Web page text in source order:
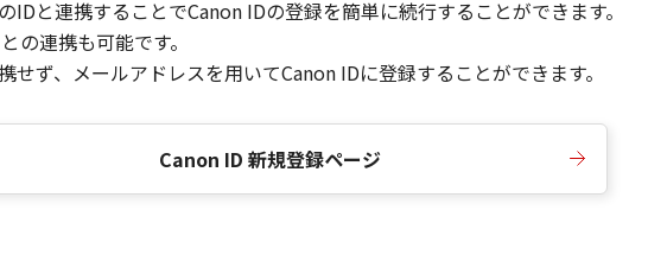
と連携することでCanon IDの登録を簡単に続行することができます。
の連携も可能です。
ず、メールアドレスを用いてCanon IDに登録することができます。
Canon ID 新規登録ページ